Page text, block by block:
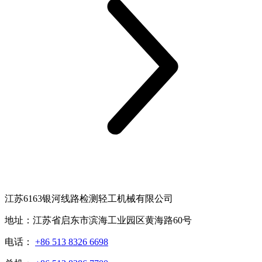
江苏6163银河线路检测轻工机械有限公司
地址：江苏省启东市滨海工业园区黄海路60号
电话： +86 513 8326 6698